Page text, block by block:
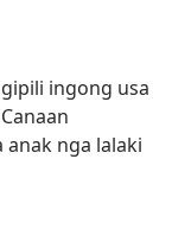
ingong usa
anak nga lalaki